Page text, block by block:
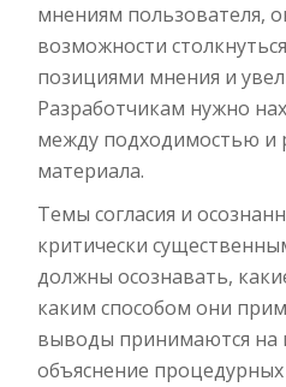
мнениям пользователя,
возможности
позициями мнения и
Разработчикам нужно
между подходимостью и
материала.
Темы согласия и
критически
должны осознавать,
каким способом они
выводы принимаются на
объяснение